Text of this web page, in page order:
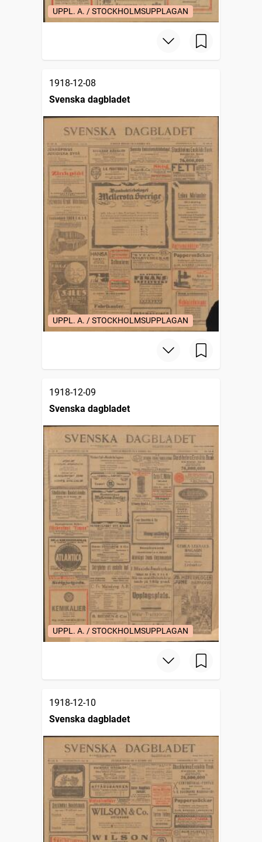
UPPL. A. / STOCKHOLMSUPPLAGAN
1918-12-08
Svenska dagbladet
UPPL. A. / STOCKHOLMSUPPLAGAN
1918-12-09
Svenska dagbladet
UPPL. A. / STOCKHOLMSUPPLAGAN
1918-12-10
Svenska dagbladet